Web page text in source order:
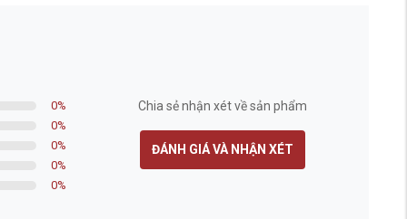
0%
0%
0%
0%
0%
Chia sẻ nhận xét về sản phẩm
ĐÁNH GIÁ VÀ NHẬN XÉT